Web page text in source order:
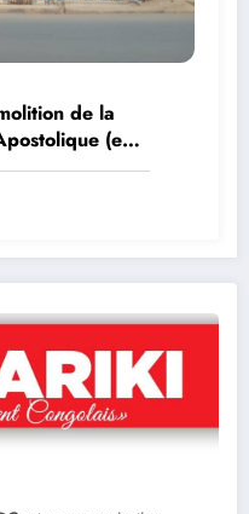
de la
(ex
sur ce